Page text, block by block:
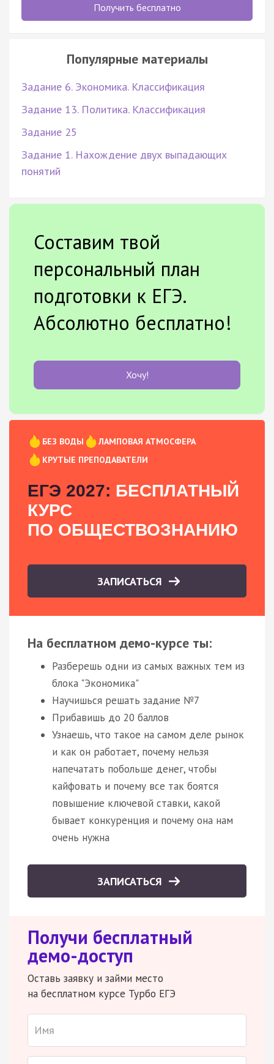
Получить бесплатно
Популярные материалы
Задание 6. Экономика. Классификация
Задание 13. Политика. Классификация
Задание 25
Задание 1. Нахождение двух выпадающих
понятий
Составим твой
персональный план
подготовки к ЕГЭ.
Абсолютно бесплатно!
Хочу!
БЕЗ ВОДЫ
ЛАМПОВАЯ АТМОСФЕРА
КРУТЫЕ ПРЕПОДАВАТЕЛИ
ЕГЭ 2027: БЕСПЛАТНЫЙ
КУРС
ПО ОБЩЕСТВОЗНАНИЮ
ЗАПИСАТЬСЯ
На бесплатном демо-курсе ты:
Разберешь одни из самых важных тем из
блока "Экономика"
Научишься решать задание №7
Прибавишь до 20 баллов
Узнаешь, что такое на самом деле рынок
и как он работает, почему нельзя
напечатать побольше денег, чтобы
кайфовать и почему все так боятся
повышение ключевой ставки, какой
бывает конкуренция и почему она нам
очень нужна
ЗАПИСАТЬСЯ
Получи бесплатный
демо-доступ
Оставь заявку и займи место
на бесплатном курсе Турбо ЕГЭ